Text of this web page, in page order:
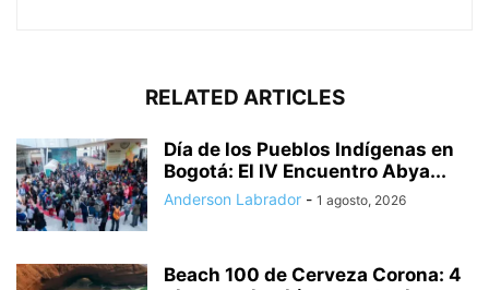
RELATED ARTICLES
Día de los Pueblos Indígenas en
Bogotá: El IV Encuentro Abya...
Anderson Labrador - 1 agosto, 2026
Beach 100 de Cerveza Corona: 4